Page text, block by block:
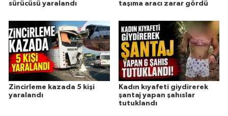
sürücüsü yaralandı
taşıma aracı zarar gördü
Zincirleme kazada 5 kişi
yaralandı
Kadın kıyafeti giydirerek
şantaj yapan şahıslar
tutuklandı